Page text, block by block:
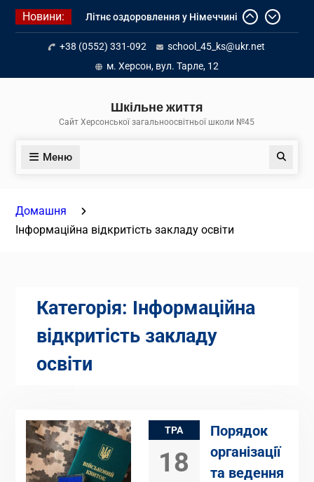
Перейти
Новини:
Літнє оздоровлення у Німеччині
Діалог з бізнесом
Інформація про вступ молоді з
тимчасово окупованих територій
до українських закладів освіти
+38 (0552) 331-092
school_45_ks@ukr.net
м. Херсон, вул. Тарле, 12
Шкільне життя
Сайт Херсонської загальноосвітньої школи №45
Меню Пошук
Домашня
Інформаційна відкритість закладу освіти
Категорія: Інформаційна
відкритість закладу
освіти
ТРА
18
Порядок
організації
та ведення